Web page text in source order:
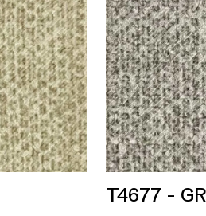
T4677 -